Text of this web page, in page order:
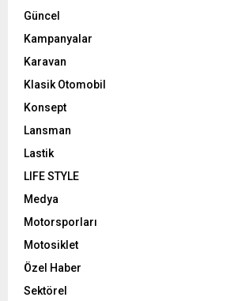
Güncel
Kampanyalar
Karavan
Klasik Otomobil
Konsept
Lansman
Lastik
LIFE STYLE
Medya
Motorsporları
Motosiklet
Özel Haber
Sektörel